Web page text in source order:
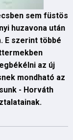
sem füstös
huzavona után
E szerint többé
az új
mondható az
- Horváth